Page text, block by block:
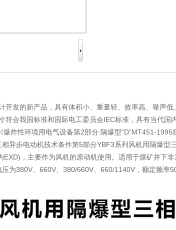
开发的新产品，具有体积小、重量轻、效率高、噪声
符合我国标准和国际电工委员会IEC标准，具有当代国
炸性环境用电气设备第2部分:隔爆型“D”MT451-
异步电动机技术条件第5部分YBF3系列风机用隔爆型
，主要作为风机的原动机使用。适用于煤矿井下
为380V、660V、380/660V、660/1140V，额定频率